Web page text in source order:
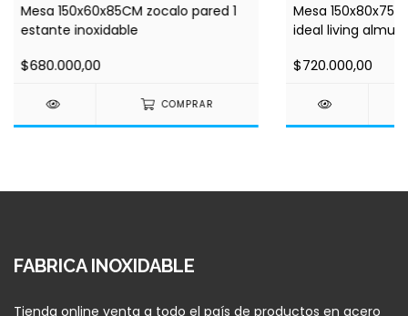
Mesa 150x60x85CM zocalo pared 1
estante inoxidable
$680.000,00
COMPRAR
Mesa
ideal living
$720.000,00
FABRICA INOXIDABLE
Tienda online venta a todo el país de productos en acero